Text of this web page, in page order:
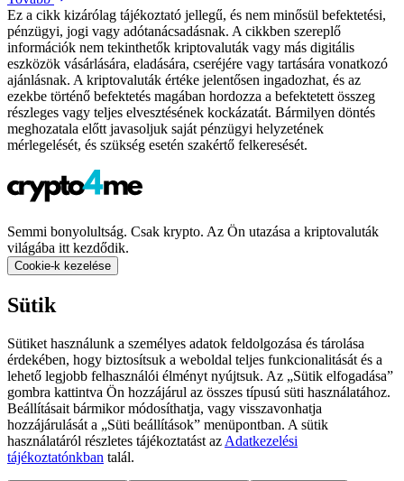
Ez a cikk kizárólag tájékoztató jellegű, és nem minősül befektetési,
pénzügyi, jogi vagy adótanácsadásnak. A cikkben szereplő
információk nem tekinthetők kriptovaluták vagy más digitális
eszközök vásárlására, eladására, cseréjére vagy tartására vonatkozó
ajánlásnak. A kriptovaluták értéke jelentősen ingadozhat, és az
ezekbe történő befektetés magában hordozza a befektetett összeg
részleges vagy teljes elvesztésének kockázatát. Bármilyen döntés
meghozatala előtt javasoljuk saját pénzügyi helyzetének
mérlegelését, és szükség esetén szakértő felkeresését.
Semmi bonyolultság. Csak krypto. Az Ön utazása a kriptovaluták
világába itt kezdődik.
Cookie-k kezelése
Sütik
Sütiket használunk a személyes adatok feldolgozása és tárolása
érdekében, hogy biztosítsuk a weboldal teljes funkcionalitását és a
lehető legjobb felhasználói élményt nyújtsuk. Az „Sütik elfogadása”
gombra kattintva Ön hozzájárul az összes típusú süti használatához.
Beállításait bármikor módosíthatja, vagy visszavonhatja
hozzájárulását a „Süti beállítások” menüpontban. A sütik
használatáról részletes tájékoztatást az Adatkezelési
tájékoztatónkban talál.